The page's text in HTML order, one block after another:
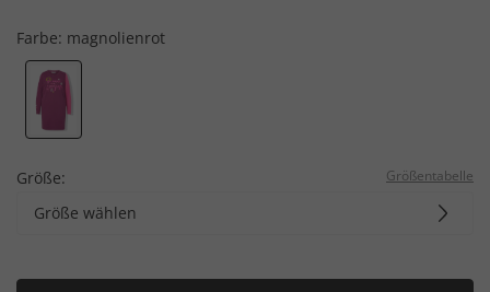
Farbe: magnolienrot
Größe: Größentabelle
Größe wählen